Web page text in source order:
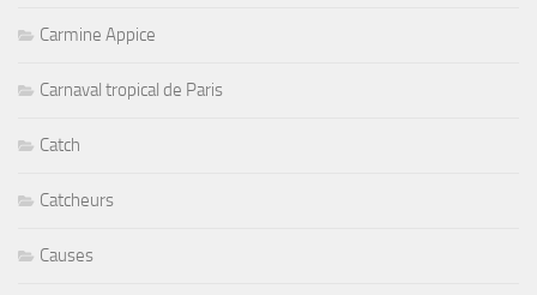
Carmine Appice
Carnaval tropical de Paris
Catch
Catcheurs
Causes